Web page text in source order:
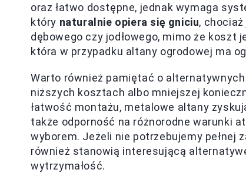
oraz łatwo dostępne, jednak wymaga
który naturalnie opiera się gniciu,
dębowego czy jodłowego, mimo że koszt
która w przypadku altany ogrodowej ma
Warto również pamiętać o
niższych kosztach albo mniejszej
łatwość montażu, metalowe altany
także odporność na różnorodne warunki
wyborem. Jeżeli nie potrzebujemy pełnej
również stanowią interesującą
wytrzymałość.